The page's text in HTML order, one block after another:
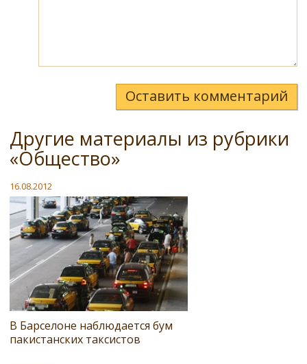
Оставить комментарий
Другие материалы из рубрики
«Общество»
16.08.2012
В Барселоне наблюдается бум
пакистанских таксистов